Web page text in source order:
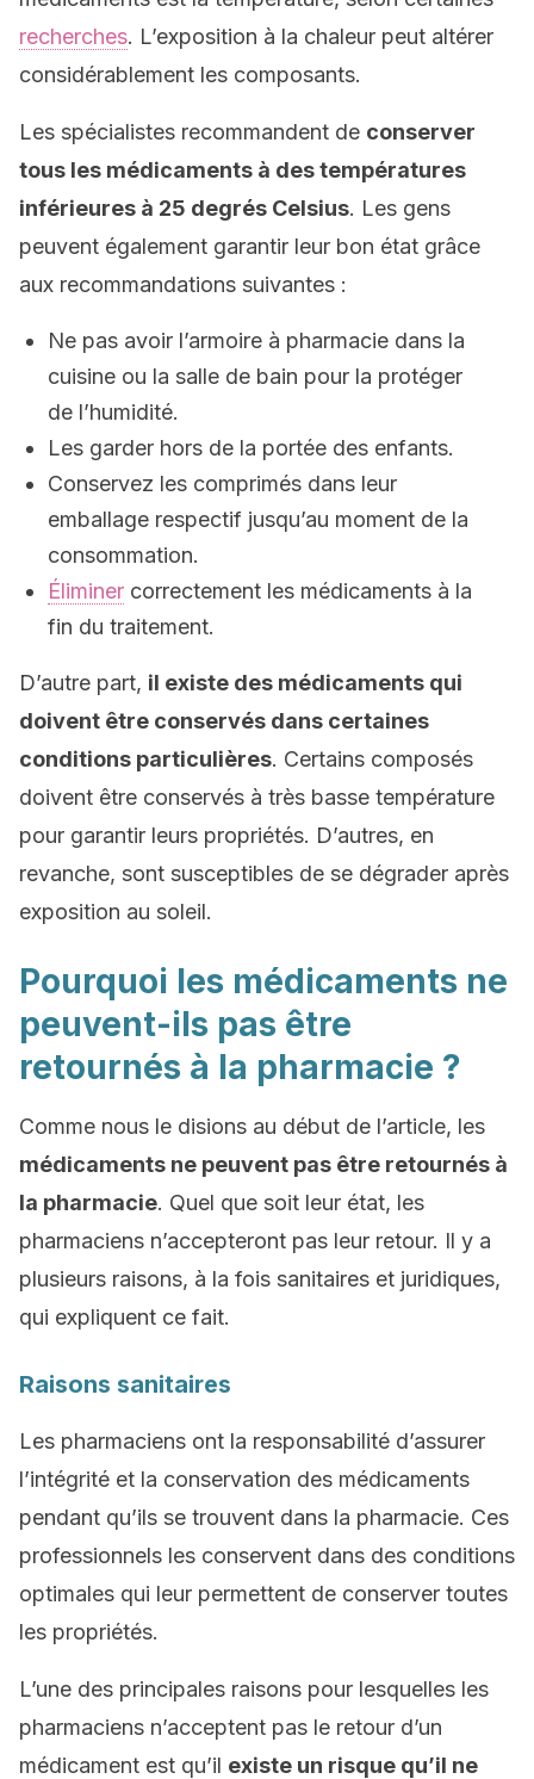
recherches. L’exposition à la chaleur peut altérer
considérablement les composants.
Les spécialistes recommandent de conserver
tous les médicaments à des températures
inférieures à 25 degrés Celsius. Les gens
peuvent également garantir leur bon état grâce
aux recommandations suivantes :
Ne pas avoir l’armoire à pharmacie dans la
cuisine ou la salle de bain pour la protéger
de l’humidité.
Les garder hors de la portée des enfants.
Conservez les comprimés dans leur
emballage respectif jusqu’au moment de la
consommation.
Éliminer correctement les médicaments à la
fin du traitement.
D’autre part, il existe des médicaments qui
doivent être conservés dans certaines
conditions particulières. Certains composés
doivent être conservés à très basse température
pour garantir leurs propriétés. D’autres, en
revanche, sont susceptibles de se dégrader après
exposition au soleil.
Pourquoi les médicaments ne
peuvent-ils pas être
retournés à la pharmacie ?
Comme nous le disions au début de l’article, les
médicaments ne peuvent pas être retournés à
la pharmacie. Quel que soit leur état, les
pharmaciens n’accepteront pas leur retour. Il y a
plusieurs raisons, à la fois sanitaires et juridiques,
qui expliquent ce fait.
Raisons sanitaires
Les pharmaciens ont la responsabilité d’assurer
l’intégrité et la conservation des médicaments
pendant qu’ils se trouvent dans la pharmacie. Ces
professionnels les conservent dans des conditions
optimales qui leur permettent de conserver toutes
les propriétés.
L’une des principales raisons pour lesquelles les
pharmaciens n’acceptent pas le retour d’un
médicament est qu’il existe un risque qu’il ne